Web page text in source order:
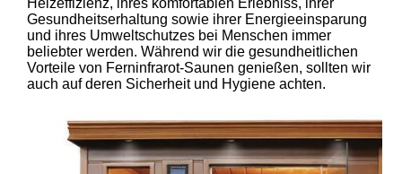
Gesundheitserhaltung sowie ihrer Energieeinsparung
und ihres Umweltschutzes bei Menschen immer
beliebter werden. Während wir die gesundheitlichen
Vorteile von Ferninfrarot-Saunen genießen, sollten wir
auch auf deren Sicherheit und Hygiene achten.